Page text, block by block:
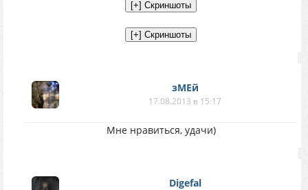
зМЕй
17.08.2013 в 15:17
Мне нравиться, удачи)
Digefal